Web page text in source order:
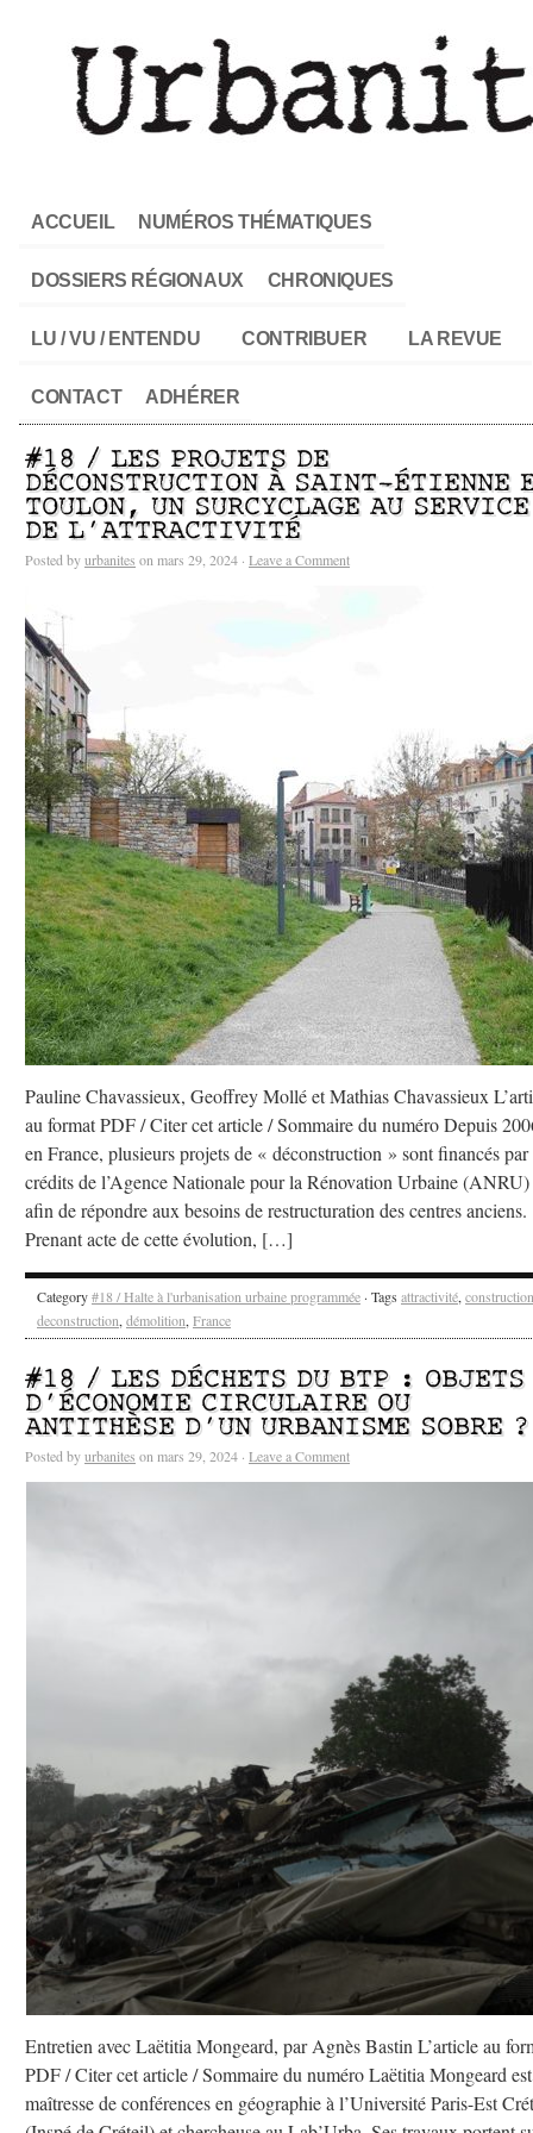
ACCUEIL NUMÉROS THÉMATIQUES
DOSSIERS RÉGIONAUX CHRONIQUES
LU / VU / ENTENDU CONTRIBUER LA REVUE
CONTACT ADHÉRER
#18 / LES PROJETS DE
DÉCONSTRUCTION À SAINT-ÉTIENNE
TOULON, UN SURCYCLAGE AU SERVICE
DE L’ATTRACTIVITÉ
Posted byurbanites on mars 29, 2024 · Leave a Comment
Pauline Chavassieux, Geoffrey Mollé et Mathias Chavassieux
au format PDF / Citer cet article / Sommaire du numéro Depuis
en France, plusieurs projets de « déconstruction » sont financés par
crédits de l’Agence Nationale pour la Rénovation Urbaine (ANRU)
afin de répondre aux besoins de restructuration des centres anciens.
Prenant acte de cette évolution, […]
Category#18 / Halte à l'urbanisation urbaine programmée · Tags attractivité, construction
deconstruction, démolition, France
#18 / LES DÉCHETS DU BTP : OBJETS
D’ÉCONOMIE CIRCULAIRE OU
ANTITHÈSE D’UN URBANISME SOBRE ?
Posted byurbanites on mars 29, 2024 · Leave a Comment
Entretien avec Laëtitia Mongeard, par Agnès Bastin L’article au
PDF / Citer cet article / Sommaire du numéro Laëtitia Mongeard est
maîtresse de conférences en géographie à l’Université Paris-Est